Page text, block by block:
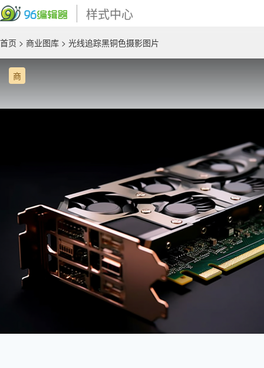
样式中心
首页 > 商业图库 > 光线追踪黑铜色摄影图片
商